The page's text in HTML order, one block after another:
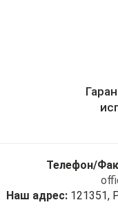
Телефон/
Наш адрес: 121351,